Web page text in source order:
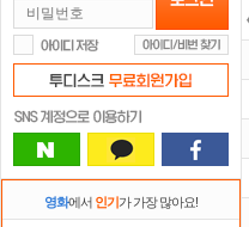
영화에서 인기가 가장 많아요!